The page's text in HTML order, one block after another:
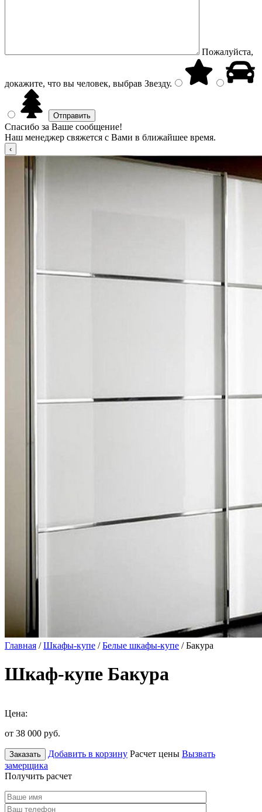
Пожалуйста,
докажите, что вы человек, выбрав Звезду.
Спасибо за Ваше сообщение!
Наш менеджер свяжется с Вами в ближайшее время.
Главная /Шкафы-купе /Белые шкафы-купе / Бакура
Шкаф-купе Бакура
Цена:
от 38 000 руб.
Заказать Добавить в корзину Расчет цены Вызвать
замерщика
Получить расчет